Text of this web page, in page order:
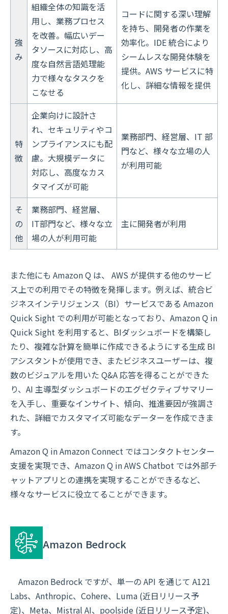
強
み
組織全体の知識を活
用し、業務プロセス
を改善。幅広いデー
タソースに対応し、高
度な自然言語処理能
力で様々なタスクを
こなせる
コードに関する深い理解
を持ち、開発者の作業を
効率化。IDE 統合により
シームレスな開発体験を
提供。AWS サービスに特
化し、詳細な情報を提供
特
徴
企業向けに設計さ
れ、セキュリティやコ
ンプライアンスにも配
慮。大規模データに
対応し、高度なカス
タマイズが可能
業務部門、経営層、IT 部
門など、様々な立場の人
が利用可能
そ
の
他
業務部門、経営層、
IT部門など、様々な立
場の人が利用可能
主に開発者が利用
また他にも Amazon Q は、 AWS が提供する他のサービ
ス上での利用でその特徴を発揮します。例えば、統合ビ
ジネスインテリジェンス（BI）サービスである Amazon
Quick Sight での利用が可能となっており、Amazon Q in
Quick Sight を利用すると、BIダッシュボードを構築し
たり、複雑な計算を簡単に作成できるようにする生成 BI
アシスタントが使用でき、またビジネスユーザーは、複
数のビジュアルを用いた Q&A 応答を得ることができた
り、AI 主導型ダッシュボードのエグゼクティブサマリー
を入手し、重要なインサイト、傾向、推進要因が強調さ
れた、詳細でカスタマイズ可能なデーターを作成できま
す。
Amazon Q in Amazon Connect ではコンタクトセンター
支援を実現でき、Amazon Q in AWS Chatbot では外部チ
ャットアプリとの連携を実現することができるなど、
様々なサービスに役立てることができます。
Amazon Bedrock
Amazon Bedrock ですが、単一の API を通じて A121
Labs、Anthropic、Cohere、Luma (近日リリース予
定)、Meta、Mistral AI、poolside (近日リリース予定)、